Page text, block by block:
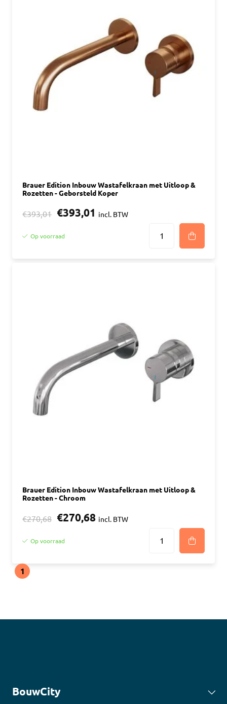
Brauer Edition Inbouw Wastafelkraan met Uitloop &
Rozetten - Geborsteld Koper
€393,01 €393,01 incl. BTW
Op voorraad
Brauer Edition Inbouw Wastafelkraan met Uitloop &
Rozetten - Chroom
€270,68 €270,68 incl. BTW
Op voorraad
1
BouwCity